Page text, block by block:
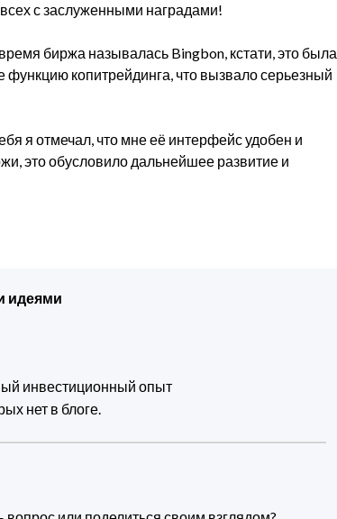
с заслуженными наградами!
биржа называлась Bingbon, кстати, это была
копитрейдинга, что вызвало серьезный
я отмечал, что мне её интерфейс удобен и
это обусловило дальнейшее развитие и
идеями
инвестиционный опыт
нет в блоге.